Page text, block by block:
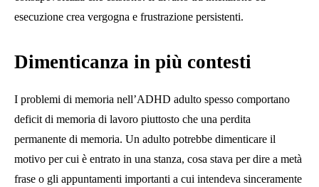
esecuzione crea vergogna e frustrazione persistenti.
Dimenticanza in più contesti
I problemi di memoria nell’ADHD adulto spesso comportano
deficit di memoria di lavoro piuttosto che una perdita
permanente di memoria. Un adulto potrebbe dimenticare il
motivo per cui è entrato in una stanza, cosa stava per dire a metà
frase o gli appuntamenti importanti a cui intendeva sinceramente